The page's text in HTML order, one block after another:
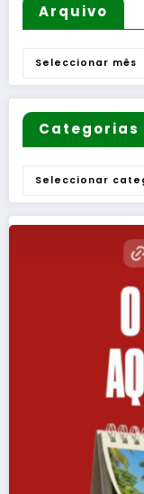
Arquivo
Arquivo
Categorias
Categorias